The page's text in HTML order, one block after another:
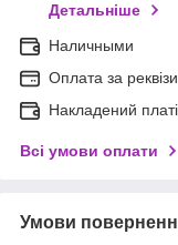
Детальніше
Наличными
Оплата за
Накладений
Всі умови оплати
Умови